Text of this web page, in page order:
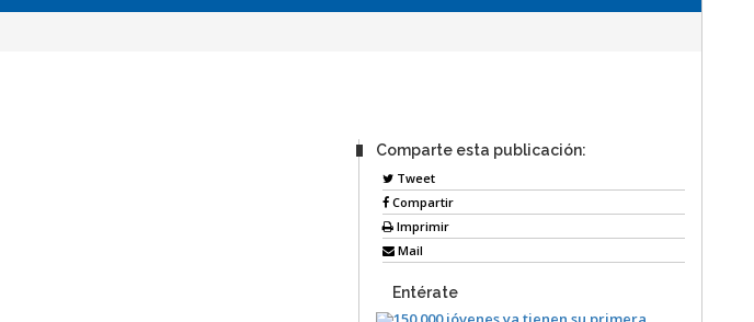
Comparte esta publicación:
Tweet
Compartir
Imprimir
Mail
Entérate